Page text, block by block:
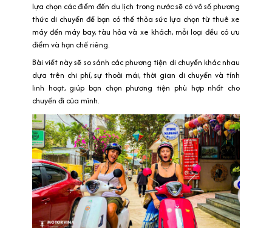
lựa chọn các điểm đến du lịch trong nước sẽ có vô số phương
thức di chuyển để bạn có thể thỏa sức lựa chọn từ thuê xe
máy đến máy bay, tàu hỏa và xe khách, mỗi loại đều có ưu
điểm và hạn chế riêng.
Bài viết này sẽ so sánh các phương tiện di chuyển khác nhau
dựa trên chi phí, sự thoải mái, thời gian di chuyển và tính
linh hoạt, giúp bạn chọn phương tiện phù hợp nhất cho
chuyến đi của mình.